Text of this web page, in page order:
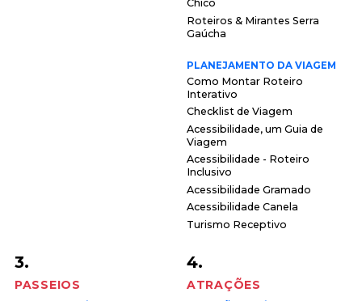
Chico
Roteiros & Mirantes Serra
Gaúcha
PLANEJAMENTO DA VIAGEM
Como Montar Roteiro
Interativo
Checklist de Viagem
Acessibilidade, um Guia de
Viagem
Acessibilidade - Roteiro
Inclusivo
Acessibilidade Gramado
Acessibilidade Canela
Turismo Receptivo
3.
PASSEIOS
4.
ATRAÇÕES